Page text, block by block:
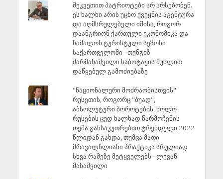
შეკვეთით პატრიოტები არ არსებობენ.
ეს ხალხი არის უცხო ქვეყნის აგენტურა
და აღმსრულებელი იმისა, როგორ
დაანგრიონ ქართული ეკონომიკა და
ჩაშალონ ტურისტული სეზონი
საქართველოში - თენგიზ
შარმანაშვილი საბოტაჟის მუხლით
დაწყებულ გამოძიებაზე
"ნაციონალური მოძრაობისთვის"
რუსეთის, როგორც "ბუად",
აბსოლუტური ბოროტების, ხოლო
რუსების ცუდ ხალხად წარმოჩენის
თემა განსაკუთრებით ტრენდული 2022
წლიდან გახდა, თუმცა მათი
მრავალწლიანი პრაქტიკა სრულიად
სხვა რამეზე მეტყველებს - ლევან
მახაშვილი